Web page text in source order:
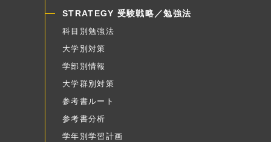
STRATEGY 受験戦略／勉強法
科目別勉強法
大学別対策
学部別情報
大学群別対策
参考書ルート
参考書分析
学年別学習計画